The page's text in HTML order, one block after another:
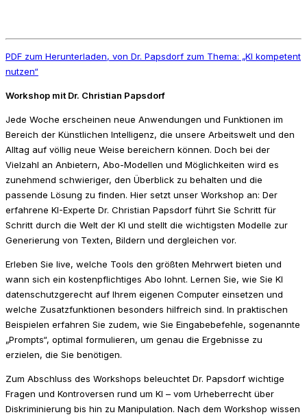
PDF zum Herunterladen, von Dr. Papsdorf zum Thema: „KI kompetent
nutzen“
Workshop mit Dr. Christian Papsdorf
Jede Woche erscheinen neue Anwendungen und Funktionen im
Bereich der Künstlichen Intelligenz, die unsere Arbeitswelt und den
Alltag auf völlig neue Weise bereichern können. Doch bei der
Vielzahl an Anbietern, Abo-Modellen und Möglichkeiten wird es
zunehmend schwieriger, den Überblick zu behalten und die
passende Lösung zu finden. Hier setzt unser Workshop an: Der
erfahrene KI-Experte Dr. Christian Papsdorf führt Sie Schritt für
Schritt durch die Welt der KI und stellt die wichtigsten Modelle zur
Generierung von Texten, Bildern und dergleichen vor.
Erleben Sie live, welche Tools den größten Mehrwert bieten und
wann sich ein kostenpflichtiges Abo lohnt. Lernen Sie, wie Sie KI
datenschutzgerecht auf Ihrem eigenen Computer einsetzen und
welche Zusatzfunktionen besonders hilfreich sind. In praktischen
Beispielen erfahren Sie zudem, wie Sie Eingabebefehle, sogenannte
„Prompts“, optimal formulieren, um genau die Ergebnisse zu
erzielen, die Sie benötigen.
Zum Abschluss des Workshops beleuchtet Dr. Papsdorf wichtige
Fragen und Kontroversen rund um KI – vom Urheberrecht über
Diskriminierung bis hin zu Manipulation. Nach dem Workshop wissen